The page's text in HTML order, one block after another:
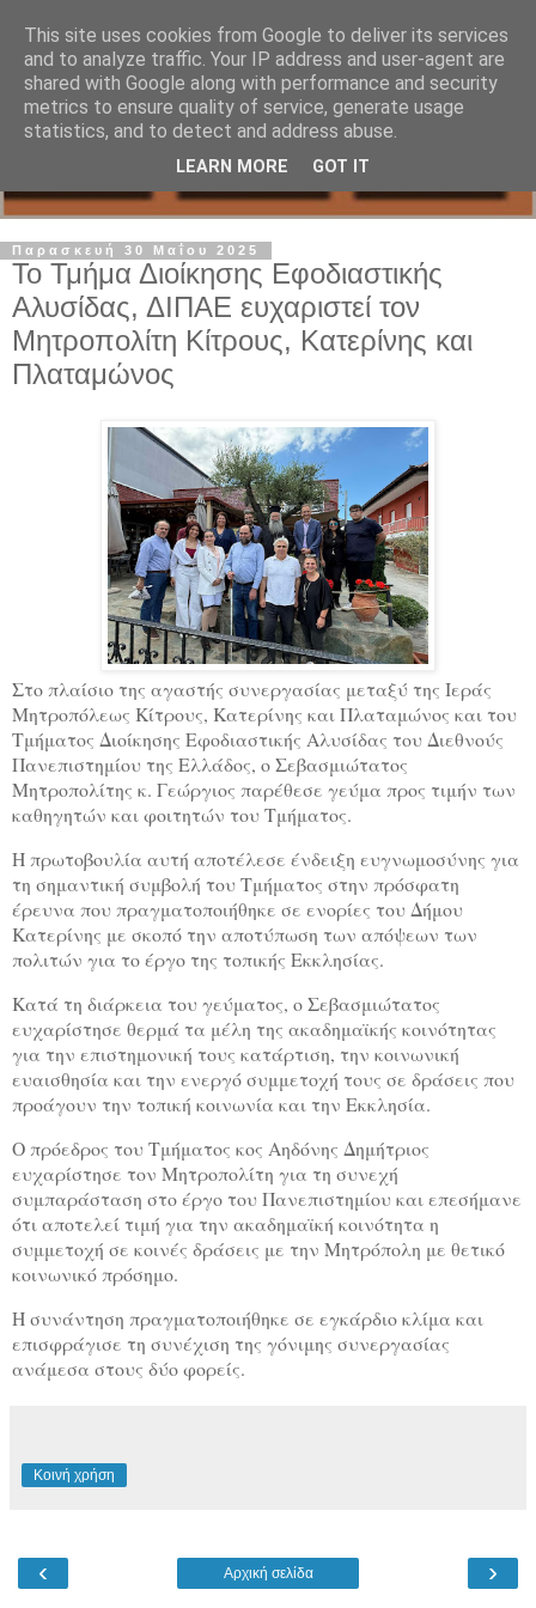
Παρασκευή 30 Μαΐου 2025
Το Τμήμα Διοίκησης Εφοδιαστικής
Αλυσίδας, ΔΙΠΑΕ ευχαριστεί τον
Μητροπολίτη Κίτρους, Κατερίνης και
Πλαταμώνος
Στο πλαίσιο της αγαστής συνεργασίας μεταξύ της Ιεράς
Μητροπόλεως Κίτρους, Κατερίνης και Πλαταμώνος και του
Τμήματος Διοίκησης Εφοδιαστικής Αλυσίδας του Διεθνούς
Πανεπιστημίου της Ελλάδος, ο Σεβασμιώτατος
Μητροπολίτης κ. Γεώργιος παρέθεσε γεύμα προς τιμήν των
καθηγητών και φοιτητών του Τμήματος.
Η πρωτοβουλία αυτή αποτέλεσε ένδειξη ευγνωμοσύνης για
τη σημαντική συμβολή του Τμήματος στην πρόσφατη
έρευνα που πραγματοποιήθηκε σε ενορίες του Δήμου
Κατερίνης με σκοπό την αποτύπωση των απόψεων των
πολιτών για το έργο της τοπικής Εκκλησίας.
Κατά τη διάρκεια του γεύματος, ο Σεβασμιώτατος
ευχαρίστησε θερμά τα μέλη της ακαδημαϊκής κοινότητας
για την επιστημονική τους κατάρτιση, την κοινωνική
ευαισθησία και την ενεργό συμμετοχή τους σε δράσεις που
προάγουν την τοπική κοινωνία και την Εκκλησία.
Ο πρόεδρος του Τμήματος κος Αηδόνης Δημήτριος
ευχαρίστησε τον Μητροπολίτη για τη συνεχή
συμπαράσταση στο έργο του Πανεπιστημίου και επεσήμανε
ότι αποτελεί τιμή για την ακαδημαϊκή κοινότητα η
συμμετοχή σε κοινές δράσεις με την Μητρόπολη με θετικό
κοινωνικό πρόσημο.
Η συνάντηση πραγματοποιήθηκε σε εγκάρδιο κλίμα και
επισφράγισε τη συνέχιση της γόνιμης συνεργασίας
ανάμεσα στους δύο φορείς.
Κοινή χρήση
‹ ›
Αρχική σελίδα
This site uses cookies from Google to deliver its services
and to analyze traffic. Your IP address and user-agent are
shared with Google along with performance and security
metrics to ensure quality of service, generate usage
statistics, and to detect and address abuse.
LEARN MORE GOT IT